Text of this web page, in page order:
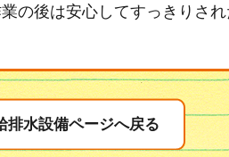
の後は安心してすっきりされ
排水設備ページへ戻る